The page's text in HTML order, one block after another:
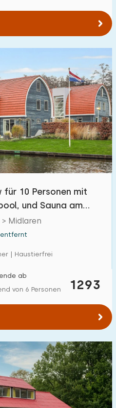
für 10 Personen mit
und Sauna am
Midlaren
entfernt
| Haustierfrei
1293
ab
von 6 Personen